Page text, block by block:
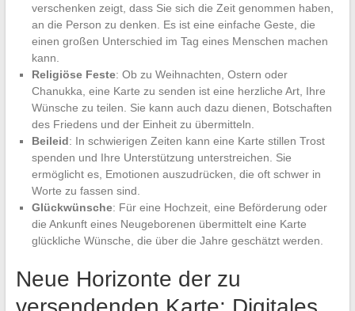
verschenken zeigt, dass Sie sich die Zeit genommen haben,
an die Person zu denken. Es ist eine einfache Geste, die
einen großen Unterschied im Tag eines Menschen machen
kann.
Religiöse Feste: Ob zu Weihnachten, Ostern oder
Chanukka, eine Karte zu senden ist eine herzliche Art, Ihre
Wünsche zu teilen. Sie kann auch dazu dienen, Botschaften
des Friedens und der Einheit zu übermitteln.
Beileid: In schwierigen Zeiten kann eine Karte stillen Trost
spenden und Ihre Unterstützung unterstreichen. Sie
ermöglicht es, Emotionen auszudrücken, die oft schwer in
Worte zu fassen sind.
Glückwünsche: Für eine Hochzeit, eine Beförderung oder
die Ankunft eines Neugeborenen übermittelt eine Karte
glückliche Wünsche, die über die Jahre geschätzt werden.
Neue Horizonte der zu